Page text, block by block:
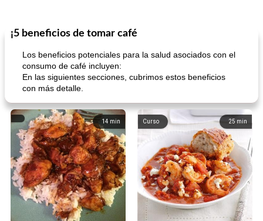
¡5 beneficios de tomar café
Los beneficios potenciales para la salud asociados con el
consumo de café incluyen:
En las siguientes secciones, cubrimos estos beneficios
con más detalle.
14 min 25 min
Curso